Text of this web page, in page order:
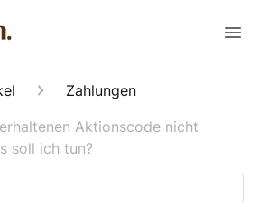
Zahlungen
Aktionscode nicht
soll ich tun?